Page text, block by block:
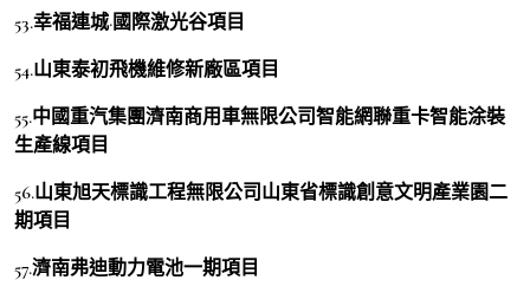
53.幸福連城·國際激光谷項目
54.山東泰初飛機維修新廠區項目
55.中國重汽集團濟南商用車無限公司智能網聯重卡智能涂裝
生產線項目
56.山東旭天標識工程無限公司山東省標識創意文明產業園二
期項目
57.濟南弗迪動力電池一期項目